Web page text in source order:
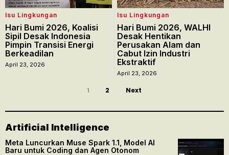
Isu Lingkungan
Hari Bumi 2026, Koalisi
Sipil Desak Indonesia
Pimpin Transisi Energi
Berkeadilan
April 23, 2026
Isu Lingkungan
Hari Bumi 2026, WALHI
Desak Hentikan
Perusakan Alam dan
Cabut Izin Industri
Ekstraktif
April 23, 2026
1 2 Next
Artificial Intelligence
Meta Luncurkan Muse Spark 1.1, Model AI
Baru untuk Coding dan Agen Otonom